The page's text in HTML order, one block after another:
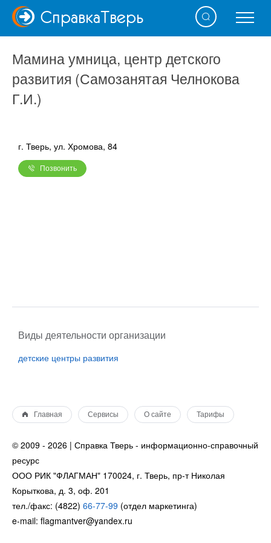
СправкаТверь
Мамина умница, центр детского
развития (Самозанятая Челнокова
Г.И.)
г. Тверь, ул. Хромова, 84
Позвонить
Виды деятельности организации
детские центры развития
Главная Сервисы О сайте Тарифы
© 2009 - 2026 | Справка Тверь - информационно-справочный
ресурс
ООО РИК "ФЛАГМАН" 170024, г. Тверь, пр-т Николая
Корыткова, д. 3, оф. 201
тел./факс: (4822) 66-77-99 (отдел маркетинга)
e-mail: flagmantver@yandex.ru